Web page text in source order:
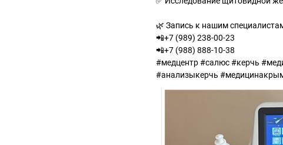
🌿 Запись к нашим
📲+7 (989) 238-00-23
📲+7 (988) 888-10-38
#медцентр #салюс #керчь
#анализыкерчь